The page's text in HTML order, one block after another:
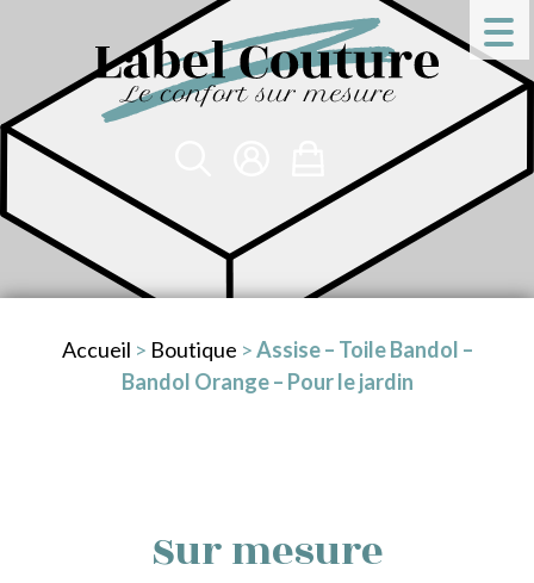
Accueil > Boutique >Assise – Toile Bandol –
Bandol Orange – Pour le jardin
Sur mesure